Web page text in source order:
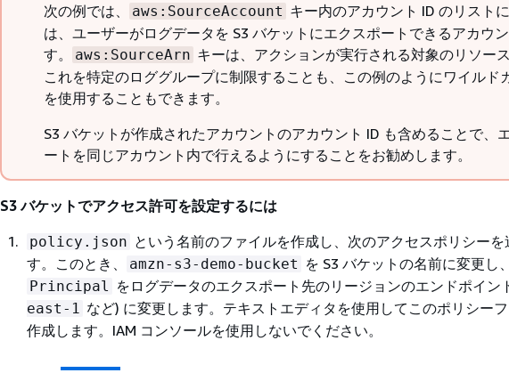
次の例では、
aws:SourceAccount キー内のアカウント ID のリスト
は、ユーザーがログデータを S3 バケットにエクスポートできるアカウ
す。
aws:SourceArn キーは、アクションが実行される対象のリソース
これを特定のロググループに制限することも、この例のようにワイルド
を使用することもできます。
S3 バケットが作成されたアカウントのアカウント ID も含めることで、
ートを同じアカウント内で行えるようにすることをお勧めします。
S3 バケットでアクセス許可を設定するには
policy.json という名前のファイルを作成し、次のアクセスポリシーを
す。このとき、
amzn-s3-demo-bucket を S3 バケットの名前に変更し、
Principal をログデータのエクスポート先のリージョンのエンドポイン
east-1 など) に変更します。テキストエディタを使用してこのポリシー
作成します。IAM コンソールを使用しないでください。